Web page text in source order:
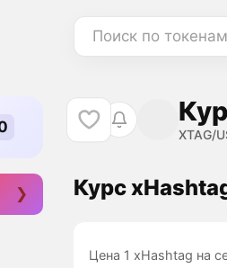
Поиск по
XTAG/
Курс
Цена 1 xHashtag на